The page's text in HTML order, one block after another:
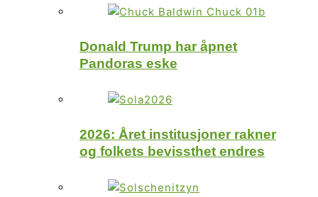
Donald Trump har åpnet
Pandoras eske
2026: Året institusjoner rakner
og folkets bevissthet endres